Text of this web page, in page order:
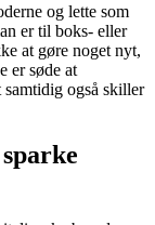
og lette som
er til boks- eller
at gøre noget nyt,
er søde at
samtidig også skiller